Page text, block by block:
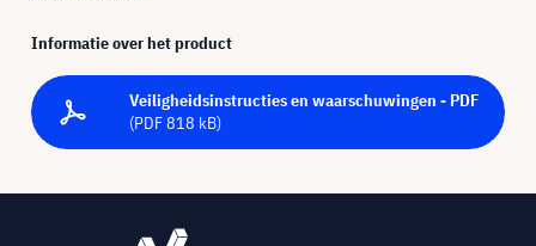
Informatie over het product
Veiligheidsinstructies en waarschuwingen - PDF
(PDF 818 kB)